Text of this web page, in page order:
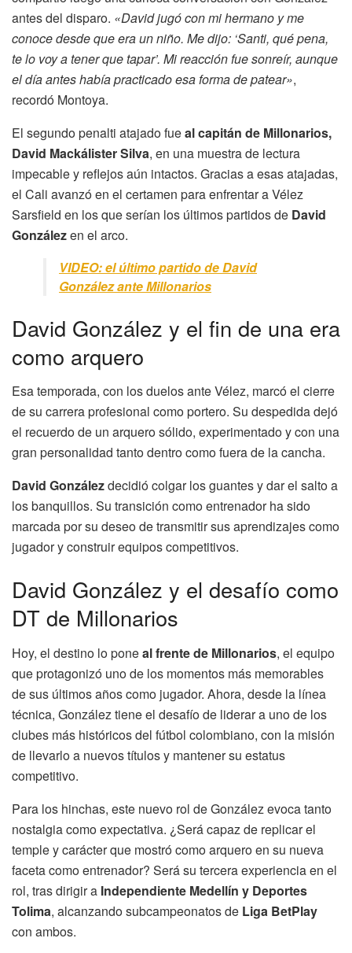
antes del disparo. «David jugó con mi hermano y me
conoce desde que era un niño. Me dijo: ‘Santi, qué pena,
te lo voy a tener que tapar’. Mi reacción fue sonreír, aunque
el día antes había practicado esa forma de patear»,
recordó Montoya.
El segundo penalti atajado fueal capitán de Millonarios,
David Mackálister Silva, en una muestra de lectura
impecable y reflejos aún intactos. Gracias a esas atajadas,
el Cali avanzó en el certamen para enfrentar a Vélez
Sarsfield en los que serían los últimos partidos de David
Gonzálezen el arco.
VIDEO: el último partido de David
González ante Millonarios
David González y el fin de una era
como arquero
Esa temporada, con los duelos ante Vélez, marcó el cierre
de su carrera profesional como portero. Su despedida dejó
el recuerdo de un arquero sólido, experimentado y con una
gran personalidad tanto dentro como fuera de la cancha.
David Gonzálezdecidió colgar los guantes y dar el salto a
los banquillos. Su transición como entrenador ha sido
marcada por su deseo de transmitir sus aprendizajes como
jugador y construir equipos competitivos.
David González y el desafío como
DT de Millonarios
Hoy, el destino lo poneal frente de Millonarios, el equipo
que protagonizó uno de los momentos más memorables
de sus últimos años como jugador. Ahora, desde la línea
técnica, González tiene el desafío de liderar a uno de los
clubes más históricos del fútbol colombiano, con la misión
de llevarlo a nuevos títulos y mantener su estatus
competitivo.
Para los hinchas, este nuevo rol de González evoca tanto
nostalgia como expectativa. ¿Será capaz de replicar el
temple y carácter que mostró como arquero en su nueva
faceta como entrenador? Será su tercera experiencia en el
rol, tras dirigir a Independiente Medellín y Deportes
Tolima, alcanzando subcampeonatos de Liga BetPlay
con ambos.